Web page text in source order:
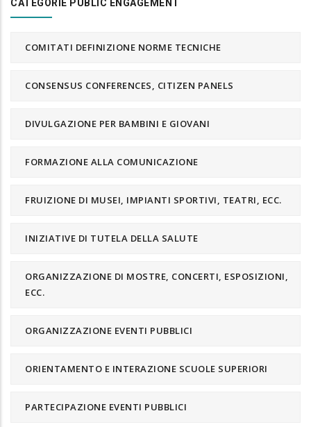
CATEGORIE PUBLIC ENGAGEMENT
COMITATI DEFINIZIONE NORME TECNICHE
CONSENSUS CONFERENCES, CITIZEN PANELS
DIVULGAZIONE PER BAMBINI E GIOVANI
FORMAZIONE ALLA COMUNICAZIONE
FRUIZIONE DI MUSEI, IMPIANTI SPORTIVI, TEATRI, ECC.
INIZIATIVE DI TUTELA DELLA SALUTE
ORGANIZZAZIONE DI MOSTRE, CONCERTI, ESPOSIZIONI,
ECC.
ORGANIZZAZIONE EVENTI PUBBLICI
ORIENTAMENTO E INTERAZIONE SCUOLE SUPERIORI
PARTECIPAZIONE EVENTI PUBBLICI